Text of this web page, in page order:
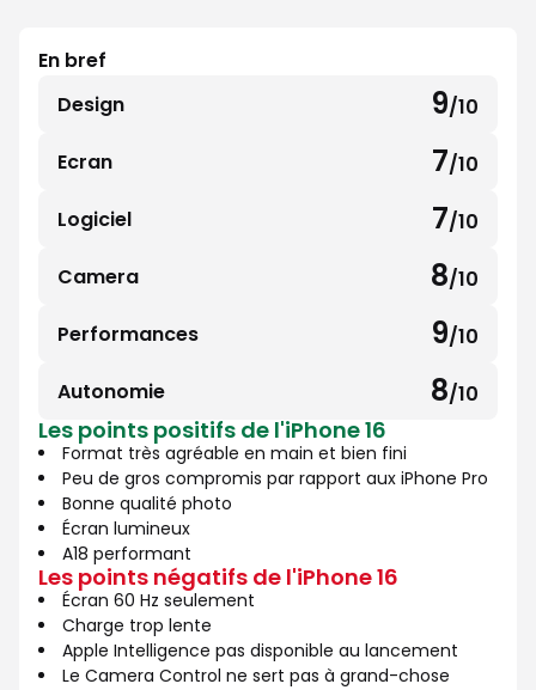
En bref
Design
9/10
9
sur
Ecran 7/10
7
sur
Logiciel 7/10
7
sur
Camera 8/10
8
sur
Performances 9/10
9
sur
Autonomie 8/10
8
sur
10
Les points positifs de l'iPhone 16
Format très agréable en main et bien fini
Peu de gros compromis par rapport aux iPhone Pro
Bonne qualité photo
Écran lumineux
A18 performant
Les points négatifs de l'iPhone 16
Écran 60 Hz seulement
Charge trop lente
Apple Intelligence pas disponible au lancement
Le Camera Control ne sert pas à grand-chose